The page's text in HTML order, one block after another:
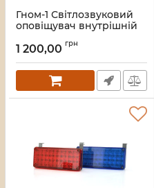
Гном-1 Світлозвуковий
оповіщувач внутрішній
1 200,00 грн